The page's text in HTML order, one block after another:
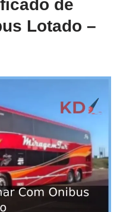
de
Lotado –